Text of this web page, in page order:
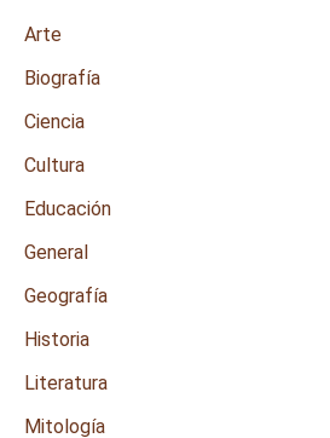
Arte
Biografía
Ciencia
Cultura
Educación
General
Geografía
Historia
Literatura
Mitología